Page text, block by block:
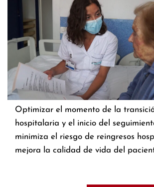
Optimizar el momento de la
hospitalaria y el inicio del
minimiza el riesgo de reingresos
mejora la calidad de vida del